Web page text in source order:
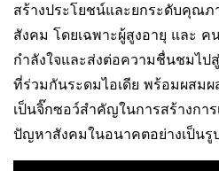
สร้างประโยชน์และยกระดับคุณ
สังคม โดยเฉพาะผู้สูงอายุ และ
กำลังใจและส่งต่อความชื่นชมไป
ที่ร่วมกันระดมไอเดีย พร้อมผสม
เป็นจิ๊กซอว์สำคัญในการสร้างกา
ปัญหาสังคมในอนาคตอย่างเป็นรู